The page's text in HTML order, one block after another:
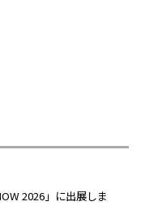
2026」に出展しま